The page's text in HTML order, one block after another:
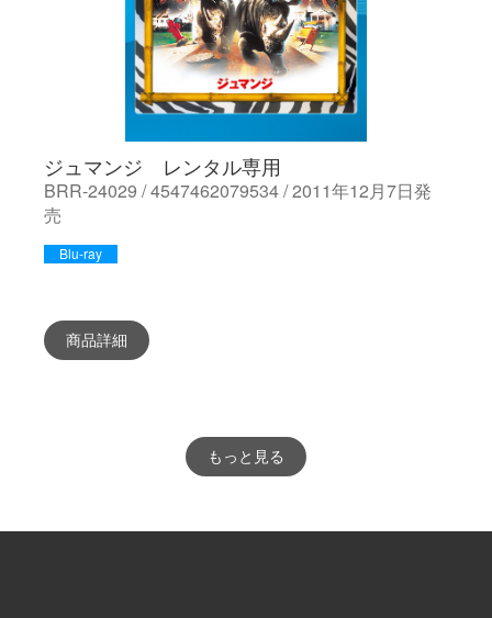
ジュマンジ レンタル専用
BRR-24029 / 4547462079534 / 2011年12月7日発
売
Blu-ray
商品詳細
もっと見る